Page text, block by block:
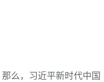
么，习近平新时代中国